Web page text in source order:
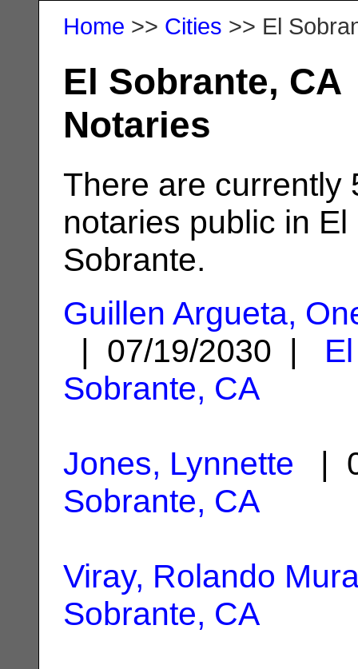
Home >> Cities >> El
El Sobrante, CA
Notaries
There are currently
notaries public in El
Sobrante.
Guillen Argueta,
| 07/19/2030 | El
Sobrante, CA
Jones, Lynnette |
Sobrante, CA
Viray, Rolando
Sobrante, CA